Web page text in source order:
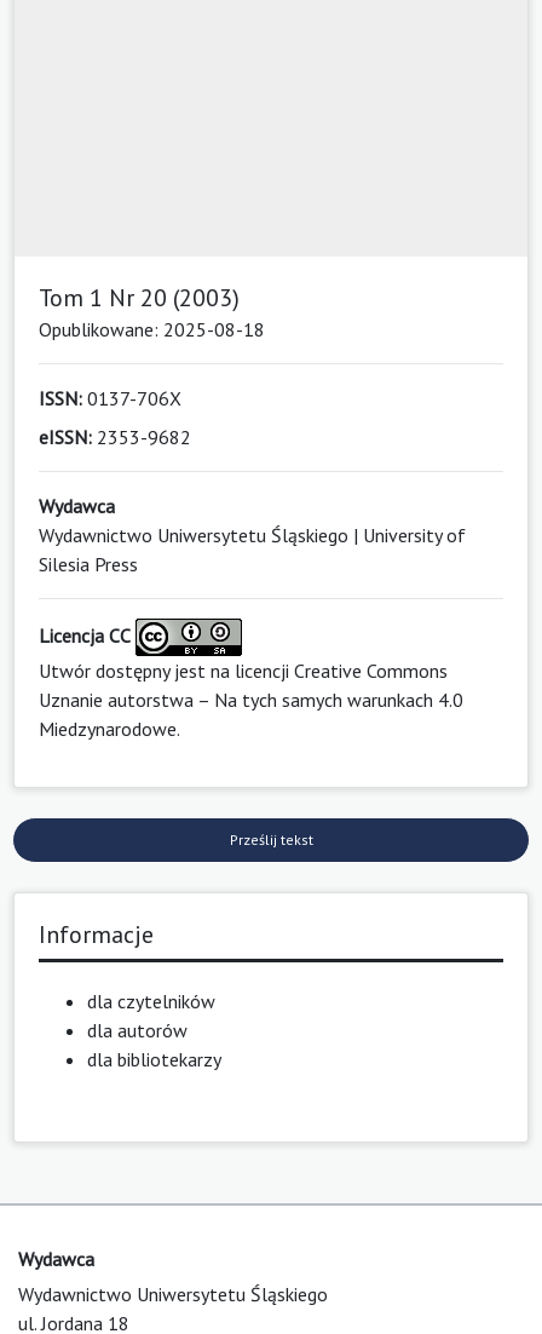
Tom 1 Nr 20 (2003)
Opublikowane: 2025-08-18
ISSN: 0137-706X
eISSN: 2353-9682
Wydawca
Wydawnictwo Uniwersytetu Śląskiego | University of
Silesia Press
Licencja CC
Utwór dostępny jest na licencji Creative Commons
Uznanie autorstwa – Na tych samych warunkach 4.0
Miedzynarodowe.
Prześlij tekst
Informacje
dla czytelników
dla autorów
dla bibliotekarzy
Wydawca
Wydawnictwo Uniwersytetu Śląskiego
ul. Jordana 18